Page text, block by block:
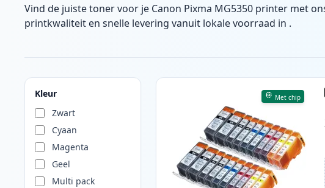
Vind de juiste toner voor je Canon Pixma MG5350 printer met
printkwaliteit en snelle levering vanuit lokale voorraad in .
Kleur
Zwart
Cyaan
Magenta
Geel
Multi pack
Producten
Met chip